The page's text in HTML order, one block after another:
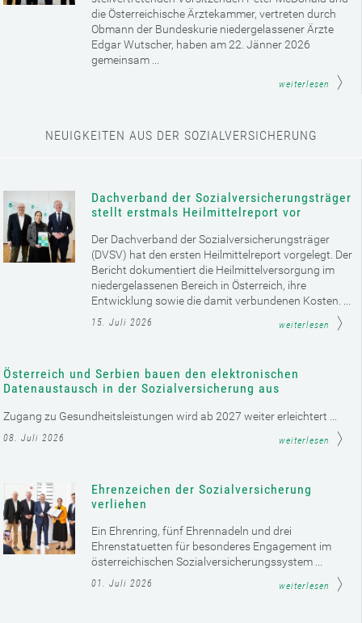
die Österreichische Ärztekammer, vertreten durch
Obmann der Bundeskurie niedergelassener Ärzte
Edgar Wutscher, haben am 22. Jänner 2026
gemeinsam ...
weiterlesen
NEUIGKEITEN AUS DER SOZIALVERSICHERUNG
Dachverband der Sozialversicherungsträger
stellt erstmals Heilmittelreport vor
Der Dachverband der Sozialversicherungsträger
(DVSV) hat den ersten Heilmittelreport vorgelegt. Der
Bericht dokumentiert die Heilmittelversorgung im
niedergelassenen Bereich in Österreich, ihre
Entwicklung sowie die damit verbundenen Kosten. ...
15. Juli 2026 weiterlesen
Österreich und Serbien bauen den elektronischen
Datenaustausch in der Sozialversicherung aus
Zugang zu Gesundheitsleistungen wird ab 2027 weiter erleichtert ...
08. Juli 2026 weiterlesen
Ehrenzeichen der Sozialversicherung
verliehen
Ein Ehrenring, fünf Ehrennadeln und drei
Ehrenstatuetten für besonderes Engagement im
österreichischen Sozialversicherungssystem ...
01. Juli 2026 weiterlesen